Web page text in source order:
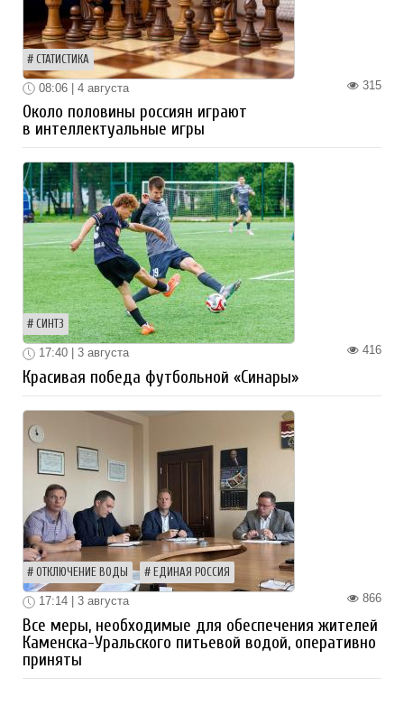
СТАТИСТИКА
315
08:06 | 4 августа
Около половины россиян играют
в интеллектуальные игры
СИНТЗ
416
17:40 | 3 августа
Красивая победа футбольной «Синары»
ОТКЛЮЧЕНИЕ ВОДЫ ЕДИНАЯ РОССИЯ
866
17:14 | 3 августа
Все меры, необходимые для обеспечения жителей
Каменска-Уральского питьевой водой, оперативно
приняты